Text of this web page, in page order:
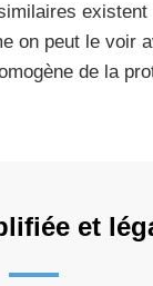
existent
on peut le voir
de la
et